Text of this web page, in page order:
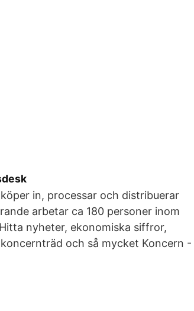
in, processar och distribuerar
arbetar ca 180 personer inom
nyheter, ekonomiska siffror,
och så mycket Koncern -